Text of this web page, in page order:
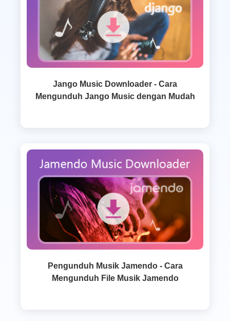
Jango Music Downloader - Cara
Mengunduh Jango Music dengan Mudah
Pengunduh Musik Jamendo - Cara
Mengunduh File Musik Jamendo